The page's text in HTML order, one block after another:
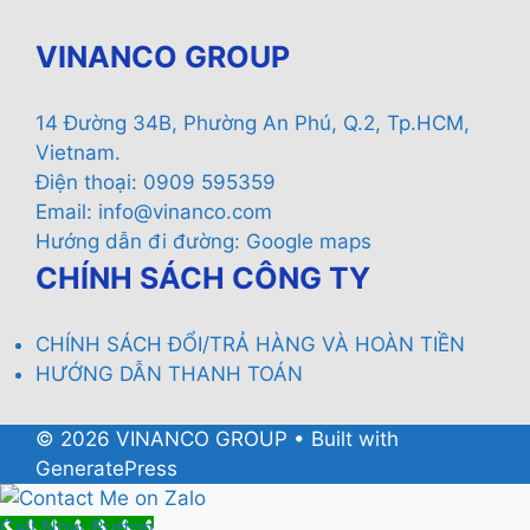
VINANCO GROUP
14 Đường 34B, Phường An Phú, Q.2, Tp.HCM,
Vietnam.
Điện thoại: 0909 595359
Email: info@vinanco.com
Hướng dẫn đi đường: Google maps
CHÍNH SÁCH CÔNG TY
CHÍNH SÁCH ĐỔI/TRẢ HÀNG VÀ HOÀN TIỀN
HƯỚNG DẪN THANH TOÁN
© 2026 VINANCO GROUP • Built with
GeneratePress